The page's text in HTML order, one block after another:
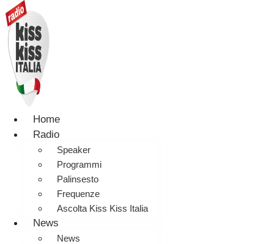
Home
Radio
Speaker
Programmi
Palinsesto
Frequenze
Ascolta Kiss Kiss Italia
News
News